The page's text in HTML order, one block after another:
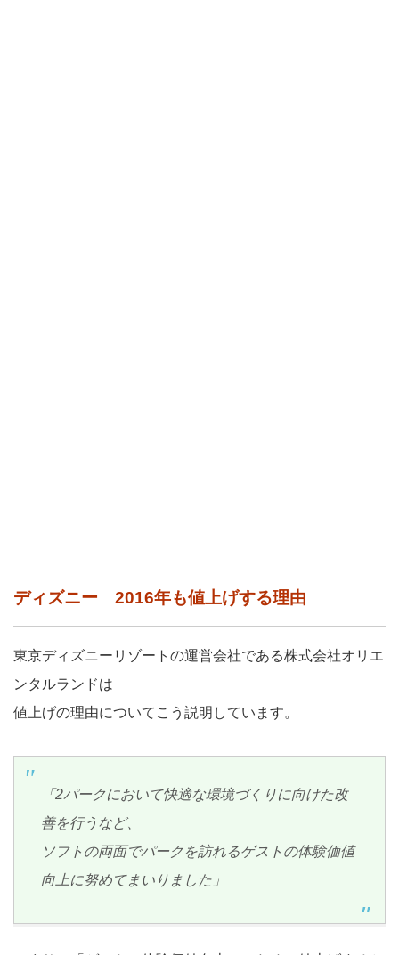
ディズニー 2016年も値上げする理由
東京ディズニーリゾートの運営会社である株式会社オリエ
ンタルランドは
値上げの理由についてこう説明しています。
「2パークにおいて快適な環境づくりに向けた改
善を行うなど、
ソフトの両面でパークを訪れるゲストの体験価値
向上に努めてまいりました」